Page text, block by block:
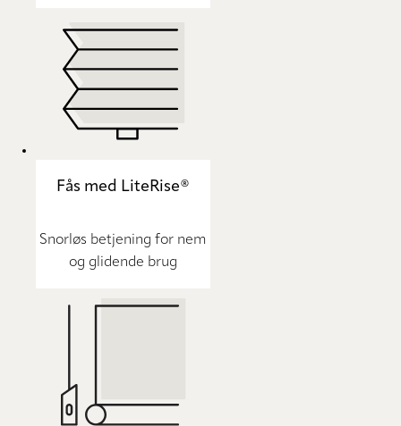
Fås med LiteRise®
Snorløs betjening for nem
og glidende brug